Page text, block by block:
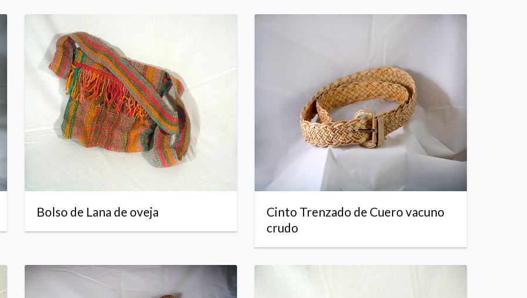
Bolso de Lana de oveja
Cinto Trenzado de Cuero vacuno
crudo